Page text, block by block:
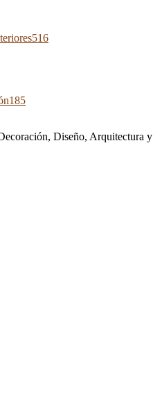
516
185
Diseño, Arquitectura y